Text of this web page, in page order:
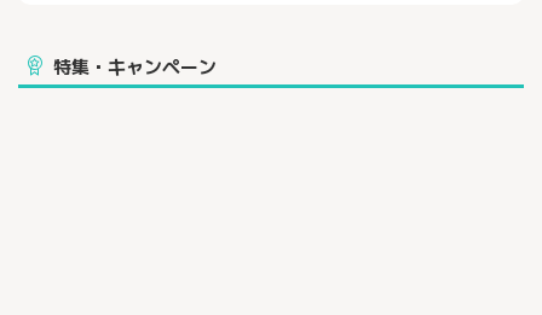
特集・キャンペーン